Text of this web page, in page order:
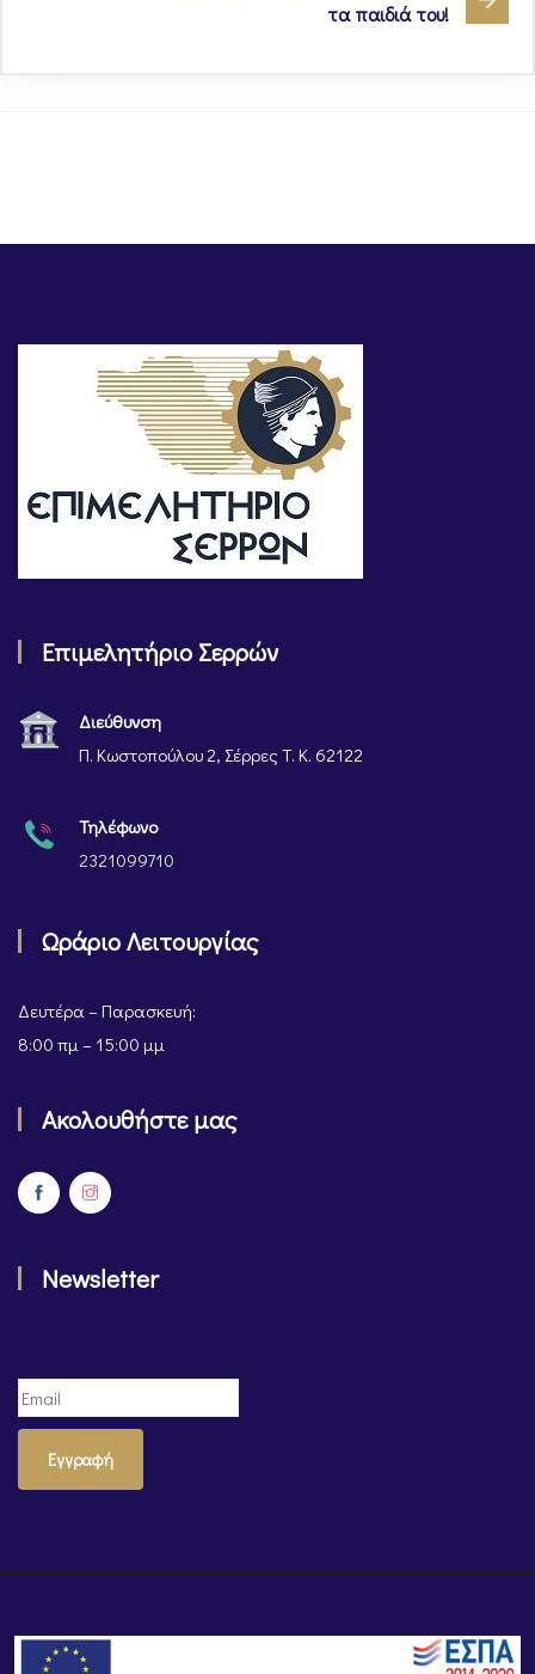
τα παιδιά του!
Επιμελητήριο Σερρών
Διεύθυνση
Π. Κωστοπούλου 2, Σέρρες Τ. Κ. 62122
Τηλέφωνο
2321099710
Ωράριο Λειτουργίας
Δευτέρα – Παρασκευή:
8:00 πμ – 15:00 μμ
Ακολουθήστε μας
Newsletter
Εγγραφή